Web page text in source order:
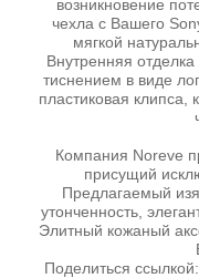
возникновение
чехла с Вашего
мягкой
Внутренняя
тиснением в виде
пластиковая клипса,
Компания Noreve
присущий
Предлагаемый
утонченность,
Элитный кожаный
Поделиться ссылкой: